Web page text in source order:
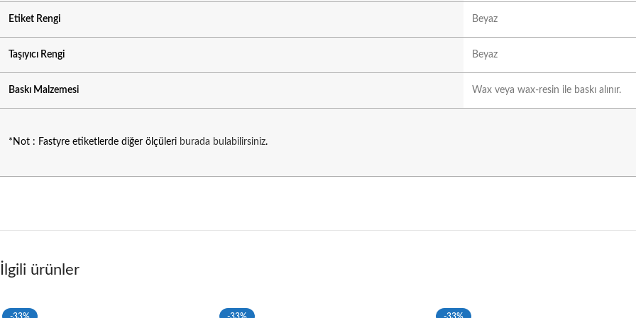
Etiket Rengi Beyaz
Taşıyıcı Rengi Beyaz
Baskı Malzemesi Wax veya wax-resin ile baskı alınır.
*Not : Fastyre etiketlerde diğer ölçüleri burada bulabilirsiniz.
İlgili ürünler